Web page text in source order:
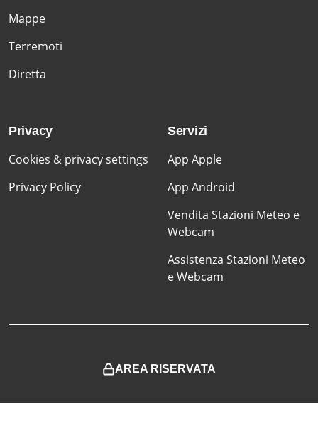
Mappe
Terremoti
Diretta
Privacy
Cookies & privacy settings
Privacy Policy
Servizi
App Apple
App Android
Vendita Stazioni Meteo e
Webcam
Assistenza Stazioni Meteo
e Webcam
AREA RISERVATA